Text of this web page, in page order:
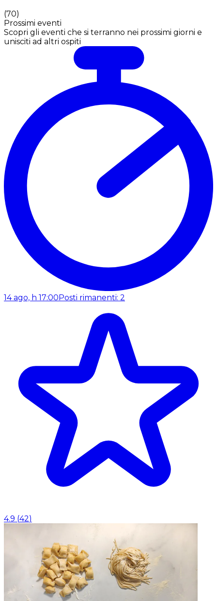
(70)
Prossimi eventi
Scopri gli eventi che si terranno nei prossimi giorni e
unisciti ad altri ospiti
14 ago, h 17:00 Posti rimanenti: 2
4.9 (42)